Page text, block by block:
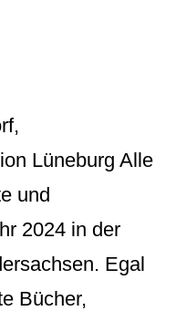
Lüneburg Alle
und
2024 in der
Egal
Bücher,